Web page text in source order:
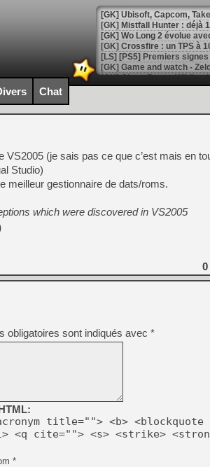
[GK] Mistfall Hunter : déjà
[GK] Wo Long 2 évolue
[GK] Crossfire : un TPS à
[LS] [PS5] Premiers
[Mo5] DOOM arrive en
[GK] Bethesda fête les 30
[GK] Roblox : l'action en
[GK] Agenda - GeForce
[LS] [PS5] ps5-y2jb-
[GK] Pourquoi Marvel
[GK] Test : Restory : Chill
[GK] GTA 6 : Rockstar
[GK] Hot Wheels Infinite
[GK] Mémoire cash -
[GK] Résultats Nintendo :
[GK] Déjà des
[Mo5] Brickboy cherche à
[GK] Minecraft et ses «
[GK] Beast of
[GK] Mémoire cash -
[GK] Dan Houser (GTA)
[GK] Comment EA Sports
[GK] Crimson Moon : un
[GK] Isle of Reveries : le
[GK] Moonlighter 2 : The
[GK] Capcom relance
Chat
VS2005 (je sais pas ce que c’est mais en
Studio)
meilleur gestionnaire de dats/roms.
which were discovered in VS2005
0
obligatoires sont indiqués avec *
title=""> <b> <blockquote
<q cite=""> <s> <strike>
*